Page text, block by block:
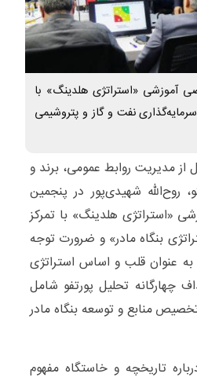
آموزشی «استراتژی هلدینگ» با
نفت و گاز و پتروشیمی
از مدیریت روابط عمومی، برند و
روح‌الله شهیدی‌پور در پنجمین
«استراتژی هلدینگ» با تمرکز
بنگاه مادر» و ضرورت توجه
به عنوان قلب و اساس استراتژی
چهارگانه تحلیل پورتفو شامل
منابع و توسعه بنگاه مادر
تاریخچه و خاستگاه مفهوم